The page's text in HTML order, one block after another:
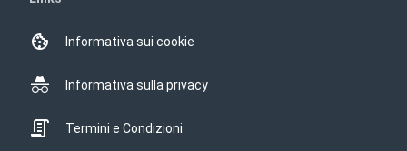
Informativa sui cookie
Informativa sulla privacy
Termini e Condizioni